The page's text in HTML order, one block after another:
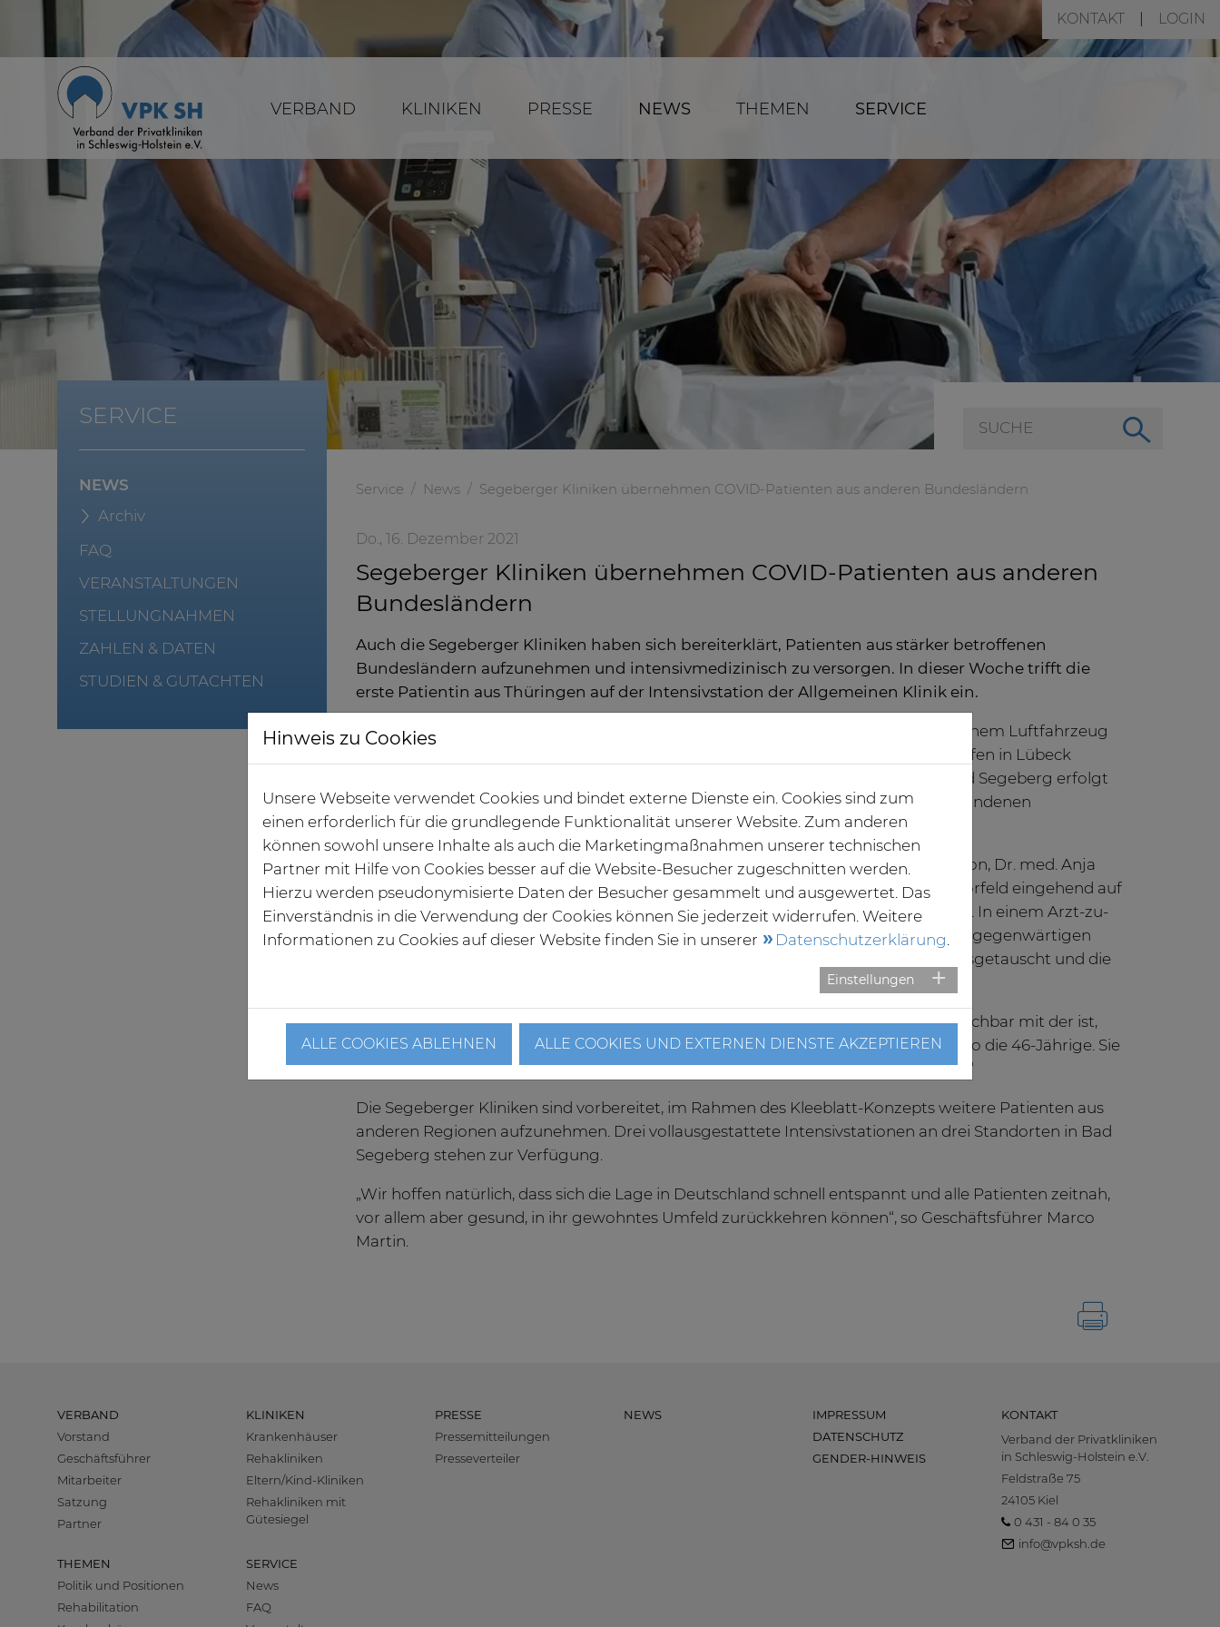
KONTAKT LOGIN
VERBAND KLINIKEN PRESSE NEWS THEMEN SERVICE
SERVICE
NEWS
Archiv
FAQ
VERANSTALTUNGEN
STELLUNGNAHMEN
ZAHLEN & DATEN
STUDIEN & GUTACHTEN
Service News Segeberger Kliniken übernehmen COVID-Patienten aus anderen Bundesländern
Do., 16. Dezember 2021
Segeberger Kliniken übernehmen COVID-Patienten aus anderen
Bundesländern
Auch die Segeberger Kliniken haben sich bereiterklärt, Patienten aus stärker betroffenen
Bundesländern aufzunehmen und intensivmedizinisch zu versorgen. In dieser Woche trifft die
erste Patientin aus Thüringen auf der Intensivstation der Allgemeinen Klinik ein.
Transportiert wird die Patientin mit einem Luftfahrzeug
der Bundeswehr, das auf dem Flughafen in Lübeck
landet. Die Weiterverlegung nach Bad Segeberg erfolgt
anschließend durch einen bodengebundenen
Krankentransport.
Die ärztliche Leitung der Intensivstation, Dr. med. Anja
Schulz, und ihr Team haben sich im Vorfeld eingehend auf
die Ankunft des Patienten vorbereitet. In einem Arzt-zu-
Arzt-Gespräch hat man sich über den gegenwärtigen
Gesundheitszustand der Patientin ausgetauscht und die
„Auch wir sind tagtäglich einer hohen Belastung ausgesetzt, die aber nicht vergleichbar mit der ist,
der das medizinische Personal in anderen Bundesländern derzeit ausgesetzt ist“, so die 46-Jährige. Sie
ergänzt: „Wir können diese Welle nur bewältigen, wenn wir alle zusammenhalten.“
Die Segeberger Kliniken sind vorbereitet, im Rahmen des Kleeblatt-Konzepts weitere Patienten aus
anderen Regionen aufzunehmen. Drei vollausgestattete Intensivstationen an drei Standorten in Bad
Segeberg stehen zur Verfügung.
„Wir hoffen natürlich, dass sich die Lage in Deutschland schnell entspannt und alle Patienten zeitnah,
vor allem aber gesund, in ihr gewohntes Umfeld zurückkehren können“, so Geschäftsführer Marco
Martin.
VERBAND
Vorstand
Geschäftsführer
Mitarbeiter
Satzung
Partner
KLINIKEN
Krankenhäuser
Rehakliniken
Eltern/Kind-Kliniken
Rehakliniken mit
Gütesiegel
PRESSE
Pressemitteilungen
Presseverteiler
NEWS
THEMEN
Politik und Positionen
Rehabilitation
SERVICE
News
FAQ
KONTAKT
Verband der Privatkliniken
in Schleswig-Holstein e.V.
Feldstraße 75
24105 Kiel
0 431 - 84 0 35
info@vpksh.de
IMPRESSUM
DATENSCHUTZ
GENDER-HINWEIS
Hinweis zu Cookies
Unsere Webseite verwendet Cookies und bindet externe Dienste ein. Cookies sind zum
einen erforderlich für die grundlegende Funktionalität unserer Website. Zum anderen
können sowohl unsere Inhalte als auch die Marketingmaßnahmen unserer technischen
Partner mit Hilfe von Cookies besser auf die Website-Besucher zugeschnitten werden.
Hierzu werden pseudonymisierte Daten der Besucher gesammelt und ausgewertet. Das
Einverständnis in die Verwendung der Cookies können Sie jederzeit widerrufen. Weitere
Informationen zu Cookies auf dieser Website finden Sie in unserer
Datenschutzerklärung
Einstellungen
ALLE COOKIES ABLEHNEN ALLE COOKIES UND EXTERNEN DIENSTE AKZEPTIEREN